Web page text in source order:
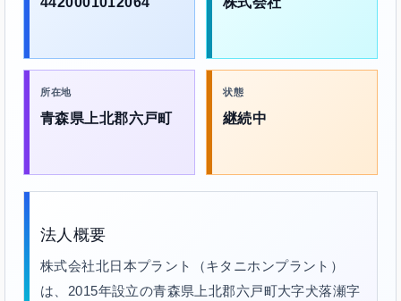
所在地
青森県上北郡六戸町
状態
継続中
法人概要
株式会社北日本プラント（キタニホンプラント）
は、2015年設立の青森県上北郡六戸町大字犬落瀬字